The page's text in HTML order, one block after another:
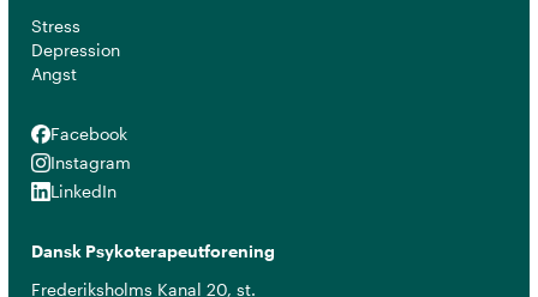
Stress
Depression
Angst
Facebook
Facebook
Instagram
Instagram
LinkedIn
LinkedIn
Dansk Psykoterapeutforening
Frederiksholms Kanal 20, st.